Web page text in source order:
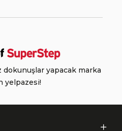
yapacak marka
yelpazesi!